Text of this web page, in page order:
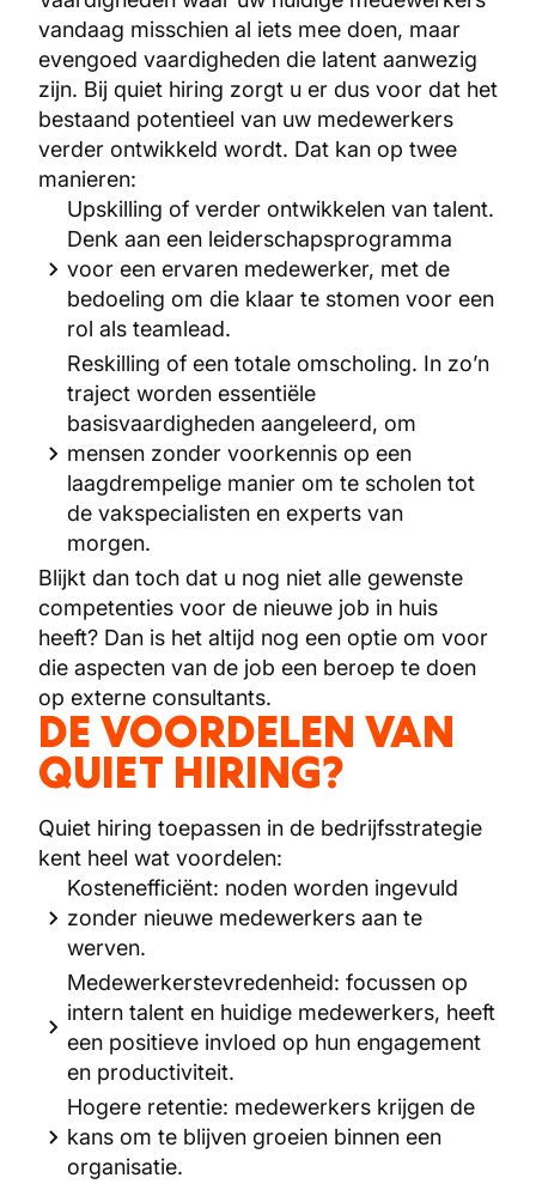
vandaag misschien al iets mee doen, maar
evengoed vaardigheden die latent aanwezig
zijn. Bij quiet hiring zorgt u er dus voor dat het
bestaand potentieel van uw medewerkers
verder ontwikkeld wordt. Dat kan op twee
manieren:
Upskilling of verder ontwikkelen van talent.
Denk aan een leiderschapsprogramma
voor een ervaren medewerker, met de
bedoeling om die klaar te stomen voor een
rol als teamlead.
Reskilling of een totale omscholing. In zo’n
traject worden essentiële
basisvaardigheden aangeleerd, om
mensen zonder voorkennis op een
laagdrempelige manier om te scholen tot
de vakspecialisten en experts van
morgen.
Blijkt dan toch dat u nog niet alle gewenste
competenties voor de nieuwe job in huis
heeft? Dan is het altijd nog een optie om voor
die aspecten van de job een beroep te doen
op externe consultants.
DE VOORDELEN VAN
QUIET HIRING?
Quiet hiring toepassen in de bedrijfsstrategie
kent heel wat voordelen:
Kostenefficiënt: noden worden ingevuld
zonder nieuwe medewerkers aan te
werven.
Medewerkerstevredenheid: focussen op
intern talent en huidige medewerkers, heeft
een positieve invloed op hun engagement
en productiviteit.
Hogere retentie: medewerkers krijgen de
kans om te blijven groeien binnen een
organisatie.